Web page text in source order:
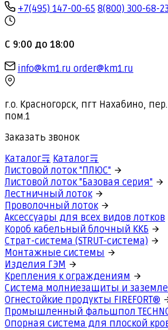
+7(495) 147-00-65 8(800) 300-68-23
С 9:00 до 18:00
info@km1.ru order@km1.ru
г.о. Красногорск, пгт Нахабино,
пом.1
Заказать звонок
Каталог
Каталог
Листовой лоток "ПЛЮС"
Листовой лоток "Базовая серия"
Лестничный лоток
Проволочный лоток
Аксессуары для всех видов лотков
Короб кабельный блочный ККБ
Страт-система (STRUT-система)
Монтажные системы
Изделия ГЭМ
Крепления к ограждениям
Система молниезащиты и
Огнестойкие продукты FIREFORT®
Промышленный фальшпол
Опорная система для плоской